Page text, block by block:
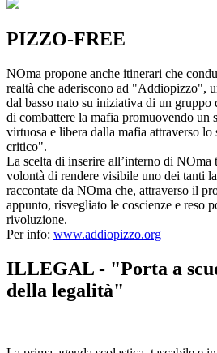
PIZZO-FREE
NOma propone anche itinerari che
realtà che aderiscono ad "Addiopizzo",
dal basso nato su iniziativa di un
di combattere la mafia promuovendo un
virtuosa e libera dalla mafia attraverso
critico".
La scelta di inserire all’interno di NOma
volontà di rendere visibile uno dei tanti
raccontate da NOma che, attraverso il
appunto, risvegliato le coscienze e reso
rivoluzione.
Per info: www.addiopizzo.org
ILLEGAL - "Porta a
della legalità"